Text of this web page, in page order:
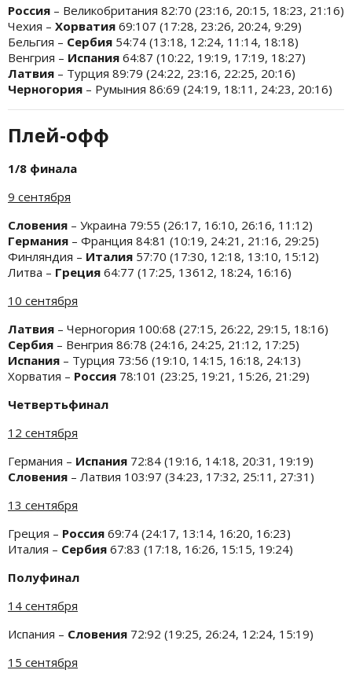
Россия – Великобритания 82:70 (23:16, 20:15, 18:23, 21:16)
Чехия – Хорватия 69:107 (17:28, 23:26, 20:24, 9:29)
Бельгия – Сербия 54:74 (13:18, 12:24, 11:14, 18:18)
Венгрия – Испания 64:87 (10:22, 19:19, 17:19, 18:27)
Латвия – Турция 89:79 (24:22, 23:16, 22:25, 20:16)
Черногория – Румыния 86:69 (24:19, 18:11, 24:23, 20:16)
Плей-офф
1/8 финала
9 сентября
Словения – Украина 79:55 (26:17, 16:10, 26:16, 11:12)
Германия – Франция 84:81 (10:19, 24:21, 21:16, 29:25)
Финляндия – Италия 57:70 (17:30, 12:18, 13:10, 15:12)
Литва – Греция 64:77 (17:25, 13612, 18:24, 16:16)
10 сентября
Латвия – Черногория 100:68 (27:15, 26:22, 29:15, 18:16)
Сербия – Венгрия 86:78 (24:16, 24:25, 21:12, 17:25)
Испания – Турция 73:56 (19:10, 14:15, 16:18, 24:13)
Хорватия – Россия 78:101 (23:25, 19:21, 15:26, 21:29)
Четвертьфинал
12 сентября
Германия – Испания 72:84 (19:16, 14:18, 20:31, 19:19)
Словения – Латвия 103:97 (34:23, 17:32, 25:11, 27:31)
13 сентября
Греция – Россия 69:74 (24:17, 13:14, 16:20, 16:23)
Италия – Сербия 67:83 (17:18, 16:26, 15:15, 19:24)
Полуфинал
14 сентября
Испания – Словения 72:92 (19:25, 26:24, 12:24, 15:19)
15 сентября